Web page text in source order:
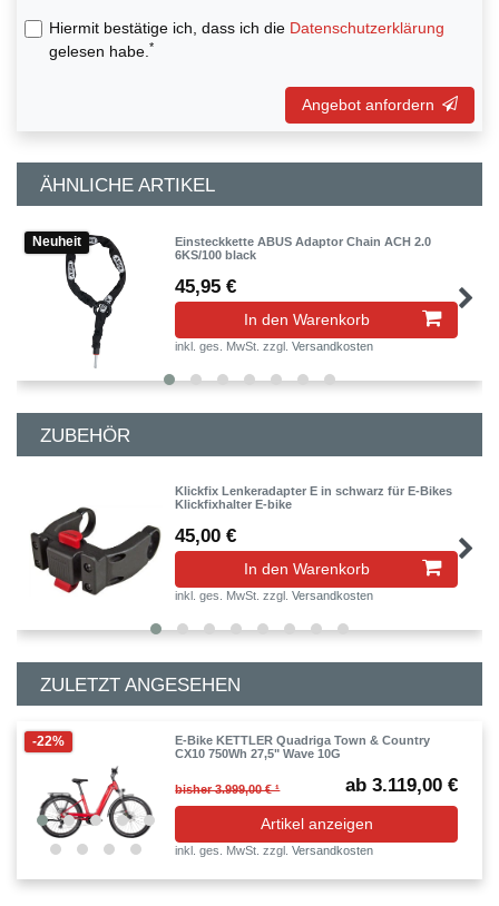
Hiermit bestätige ich, dass ich die Daten­schutz­erklärung
gelesen habe.*
Angebot anfordern
ÄHNLICHE ARTIKEL
Neuheit
Einsteckkette ABUS Adaptor Chain ACH 2.0
6KS/100 black
45,95 €
In den Warenkorb
inkl. ges. MwSt. zzgl.Versandkosten
ZUBEHÖR
Klickfix Lenkeradapter E in schwarz für E-Bikes
Klickfixhalter E-bike
45,00 €
In den Warenkorb
inkl. ges. MwSt. zzgl.Versandkosten
ZULETZT ANGESEHEN
-22%
E-Bike KETTLER Quadriga Town & Country
CX10 750Wh 27,5" Wave 10G
bisher 3.999,00 € ¹ ab 3.119,00 €
Artikel anzeigen
inkl. ges. MwSt. zzgl.Versandkosten